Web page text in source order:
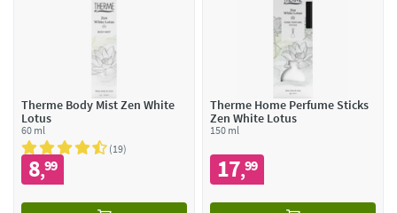
Therme Body Mist Zen White
Lotus
60 ml
19
8,99
Therme Home Perfume Sticks
Zen White Lotus
150 ml
17,99